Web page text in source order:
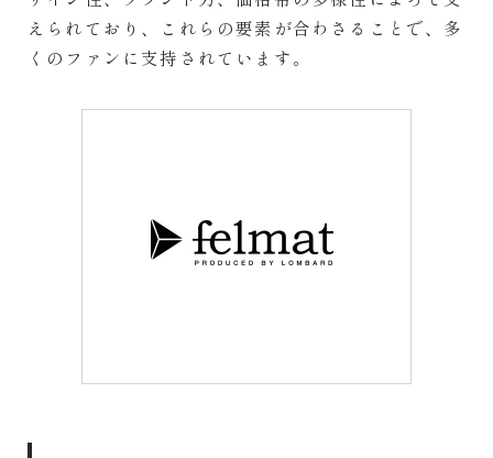
えられており、これらの要素が合わさることで、多
くのファンに支持されています。